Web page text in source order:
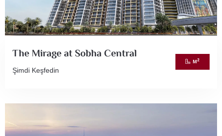
The Mirage at Sobha Central
Şimdi Keşfedin
M2